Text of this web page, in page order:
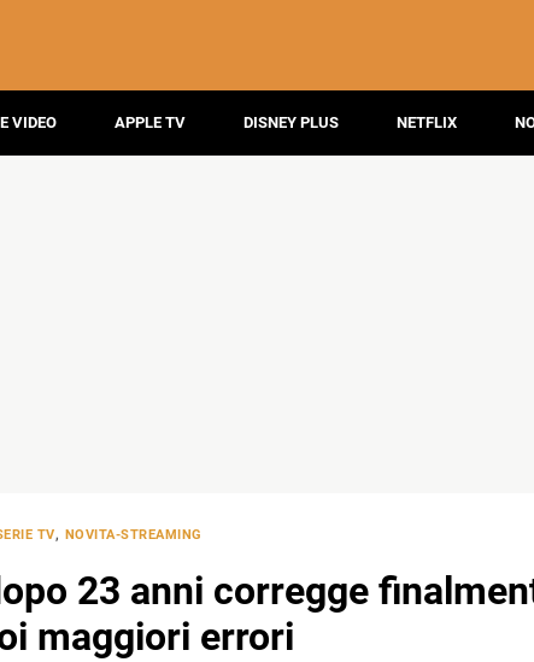
VIDEO APPLE TV DISNEY PLUS NETFLIX
TV, NOVITA-STREAMING
23 anni corregge
maggiori errori